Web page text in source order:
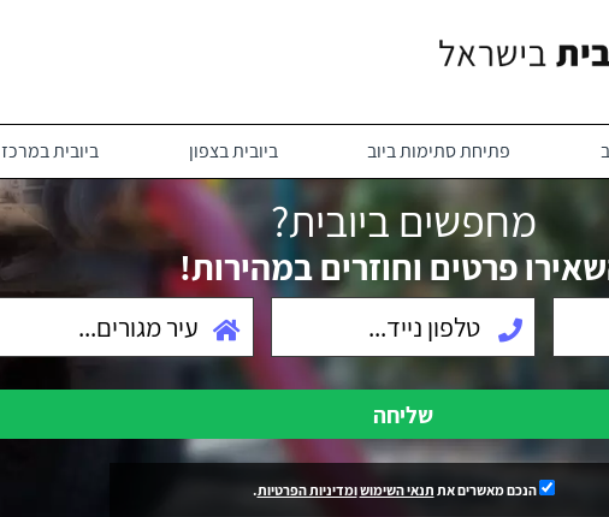
פתיחת סתימות ביוב ביובית בצפון ביובית במרכז
מחפשים ביובית?
פרטים וחוזרים במהירות!
שליחה
הנכם מאשרים את תנאי השימושומדיניות הפרטיות.